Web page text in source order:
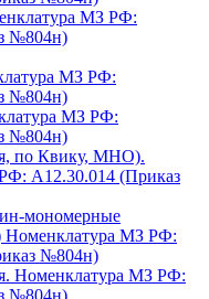
МЗ РФ:
№804н)
МЗ РФ:
№804н)
МЗ РФ:
№804н)
по Квику, МНО).
A12.30.014 (Приказ
мономерные
МЗ РФ:
№804н)
Номенклатура МЗ РФ:
№804н)